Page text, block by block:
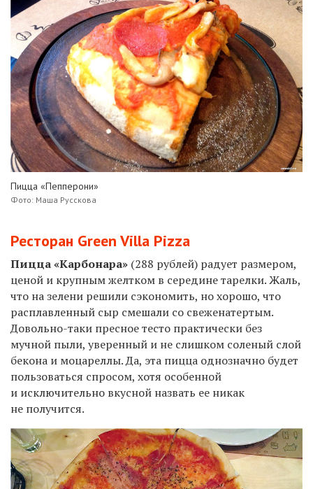
Пицца «Пепперони»
Фото: Маша Русскова
Ресторан Green Villa Pizza
Пицца «Карбонара» (288 рублей) радует размером,
ценой и крупным желтком в середине тарелки. Жаль,
что на зелени решили сэкономить, но хорошо, что
расплавленный сыр смешали со свеженатертым.
Довольно-таки пресное тесто практически без
мучной пыли, уверенный и не слишком соленый слой
бекона и моцареллы. Да, эта пицца однозначно будет
пользоваться спросом, хотя особенной
и исключительно вкусной назвать ее никак
не получится.